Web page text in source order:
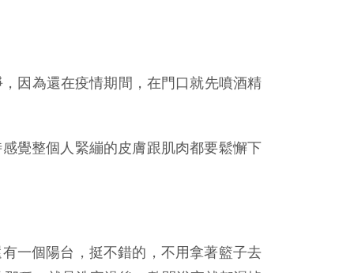
因為還在疫情期間，在門口就先噴酒精
覺整個人緊繃的皮膚跟肌肉都要鬆懈下
一個陽台，挺不錯的，不用拿著籃子去